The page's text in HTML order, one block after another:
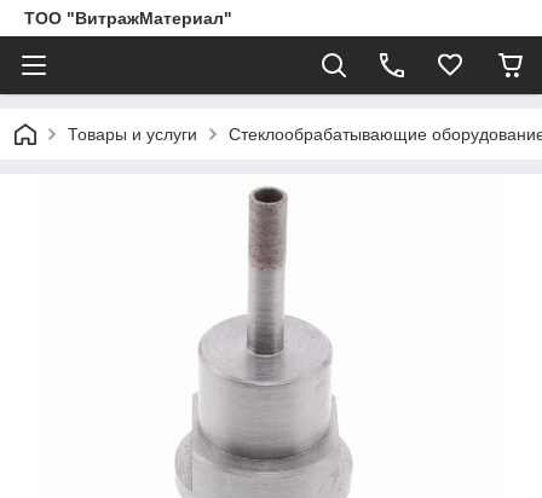
ТОО "ВитражМатериал"
Товары и услуги Стеклообрабатывающие